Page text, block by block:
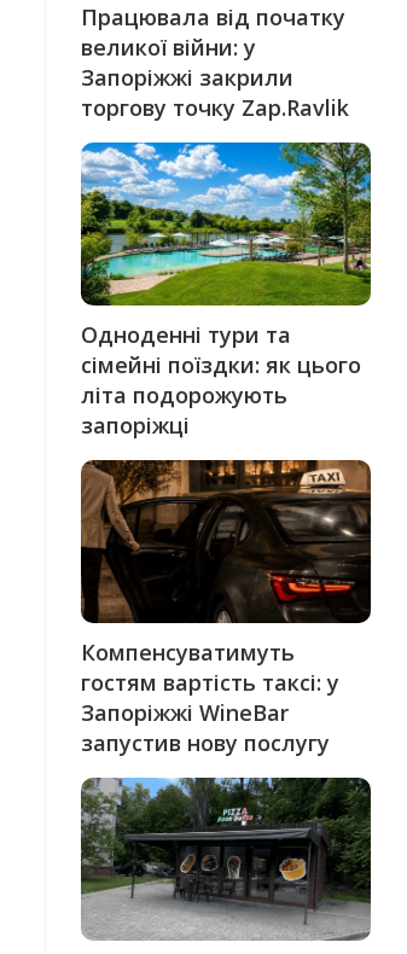
Працювала від початку
великої війни: у
Запоріжжі закрили
торгову точку Zap.Ravlik
Одноденні тури та
сімейні поїздки: як цього
літа подорожують
запоріжці
Компенсуватимуть
гостям вартість таксі: у
Запоріжжі WineBar
запустив нову послугу